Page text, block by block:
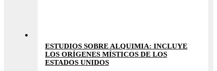
ESTUDIOS SOBRE ALQUIMIA: INCLUYE
LOS ORÍGENES MÍSTICOS DE LOS
ESTADOS UNIDOS